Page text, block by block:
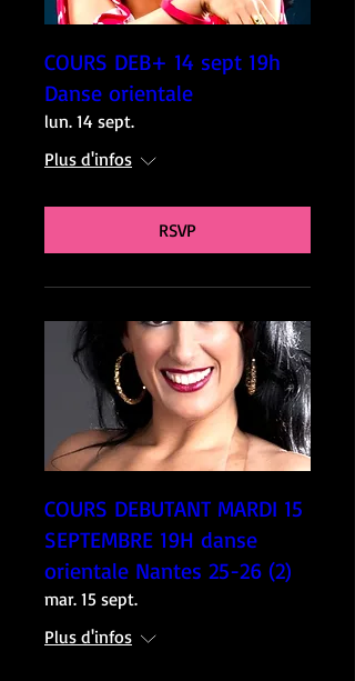
COURS DEB+ 14 sept 19h
Danse orientale
lun. 14 sept.
Plus d'infos
RSVP
COURS DEBUTANT MARDI 15
SEPTEMBRE 19H danse
orientale Nantes 25-26 (2)
mar. 15 sept.
Plus d'infos